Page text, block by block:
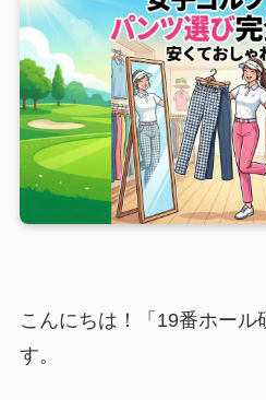
こんにちは！「19番ホール
す。